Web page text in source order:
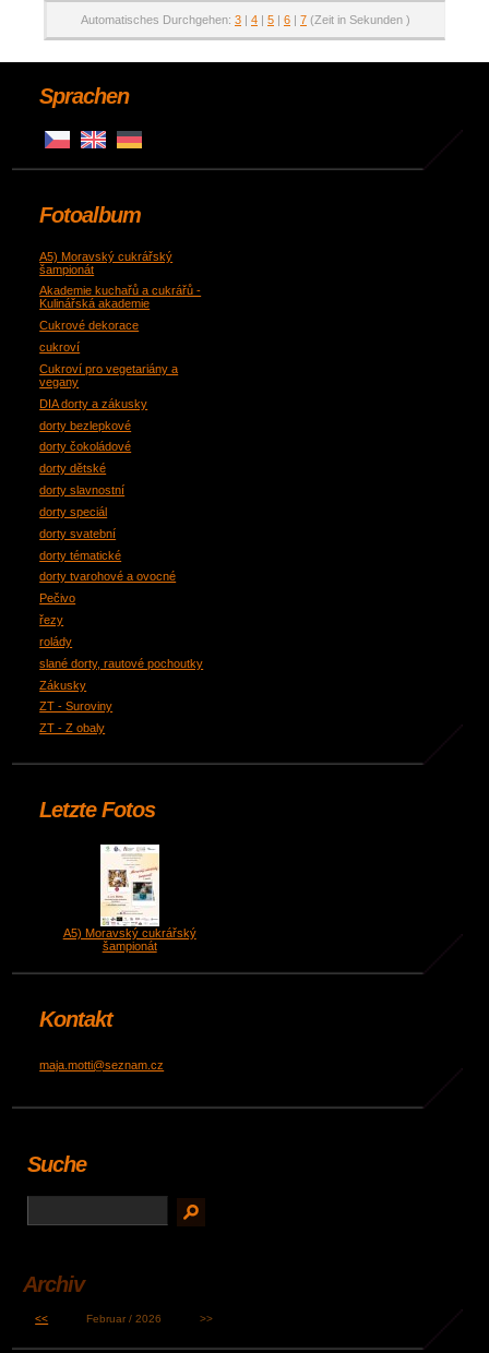
Automatisches Durchgehen: 3 | 4 | 5 | 6 | 7 (Zeit in Sekunden )
Sprachen
Fotoalbum
A5) Moravský cukrářský
šampionát
Akademie kuchařů a cukrářů -
Kulinářská akademie
Cukrové dekorace
cukroví
Cukroví pro vegetariány a
vegany
DIA dorty a zákusky
dorty bezlepkové
dorty čokoládové
dorty dětské
dorty slavnostní
dorty speciál
dorty svatební
dorty tématické
dorty tvarohové a ovocné
Pečivo
řezy
rolády
slané dorty, rautové pochoutky
Zákusky
ZT - Suroviny
ZT - Z obaly
Letzte Fotos
A5) Moravský cukrářský
šampionát
Kontakt
maja.motti@seznam.cz
Suche
Archiv
<< Februar / 2026 >>